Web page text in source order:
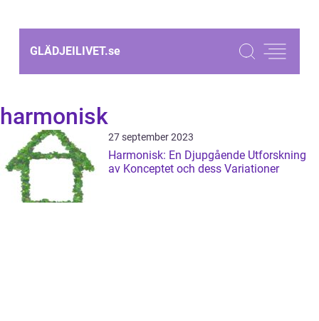
GLÄDJEILIVET.se
harmonisk
27 september 2023
Harmonisk: En Djupgående Utforskning
av Konceptet och dess Variationer